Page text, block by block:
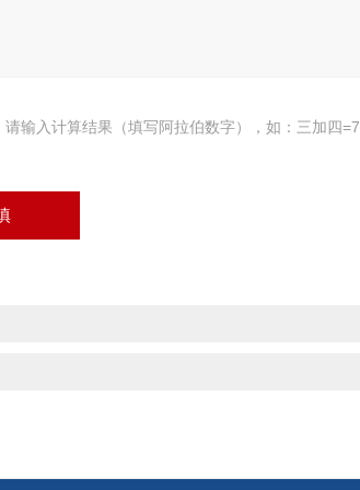
请输入计算结果（填写阿拉伯数字），如：三加四=7